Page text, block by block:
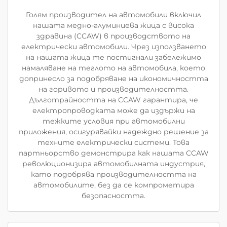
Голям производител на автомобили включил
нашата медно-алуминиева жица с висока
здравина (CCAW) в производството на
електрически автомобили. Чрез използването
на нашата жица те постигнали забележимо
намаляване на теглото на автомобила, което
допринесло за подобряване на икономичността
на горивото и производителността.
Дълготрайността на CCAW гарантира, че
електропроводката може да издържи на
тежките условия при автомобилни
приложения, осигурявайки надеждно решение за
техните електрически системи. Това
партньорство демонстрира как нашата CCAW
революционизира автомобилната индустрия,
като подобрява производителността на
автомобилите, без да се компрометира
безопасността.